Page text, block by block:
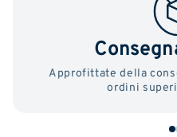
Approfittate della
ordini